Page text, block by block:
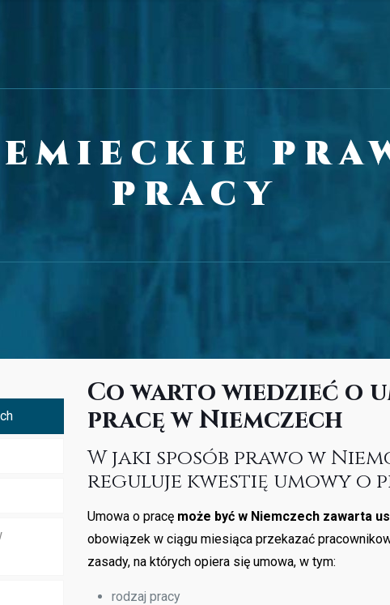
pracy
Co warto wiedzieć o
pracę w Niemczech
W jaki sposób prawo w
reguluje kwestię umowy o
Umowa o pracę może być w Niemczech zawarta
obowiązek w ciągu miesiąca przekazać
zasady, na których opiera się umowa, w tym:
rodzaj pracy